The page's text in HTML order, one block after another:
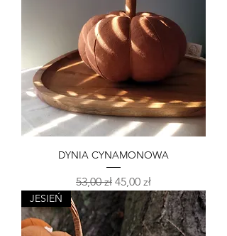
DYNIA CYNAMONOWA
Regularna cena
53,00 zł Cena rabatowa
45,00 zł
JESIEŃ